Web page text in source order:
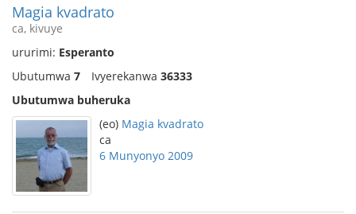
Magia kvadrato
ca, kivuye
ururimi: Esperanto
Ubutumwa 7 Ivyerekanwa 36333
Ubutumwa buheruka
(eo) Magia kvadrato
ca
6 Munyonyo 2009